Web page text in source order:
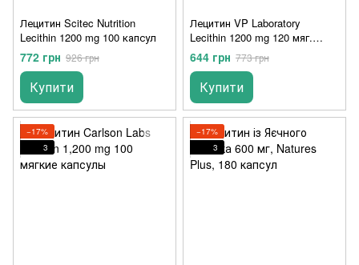
Лецитин Scitec Nutrition
Lecithin 1200 mg 100 капсул
772 грн 926 грн
Купити
Лецитин VP Laboratory
Lecithin 1200 mg 120 мяг.
капсул
644 грн 773 грн
Купити
−17%
3
−17%
3